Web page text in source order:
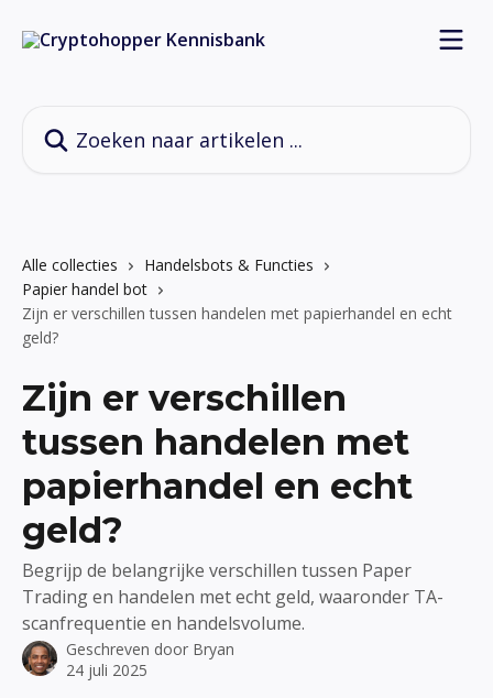
Alle collecties
Handelsbots & Functies
Papier handel bot
Zijn er verschillen tussen handelen met papierhandel en echt
geld?
Zijn er verschillen
tussen handelen met
papierhandel en echt
geld?
Begrijp de belangrijke verschillen tussen Paper
Trading en handelen met echt geld, waaronder TA-
scanfrequentie en handelsvolume.
Geschreven door Bryan
24 juli 2025